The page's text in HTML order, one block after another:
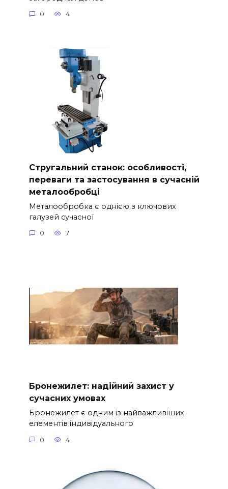
0 4
Стругальний станок: особливості,
переваги та застосування в сучасній
металообробці
Металообробка є однією з ключових
галузей сучасної
0 7
Бронежилет: надійний захист у
сучасних умовах
Бронежилет є одним із найважливіших
елементів індивідуального
0 4